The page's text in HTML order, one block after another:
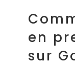
en
sur